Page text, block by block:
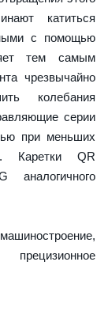
катиться
с помощью
тем самым
чрезвычайно
колебания
серии
при меньших
Каретки QR